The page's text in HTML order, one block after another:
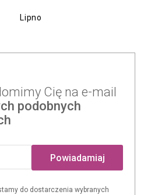
Lipno
Cię na e-mail
podobnych
Powiadamiaj
do dostarczenia wybranych